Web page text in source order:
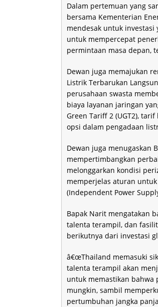
Dalam pertemuan yang
bersama Kementerian
mendesak untuk
untuk mempercepat
permintaan masa depan,
Dewan juga memajukan
Listrik Terbarukan
perusahaan swasta
biaya layanan jaringan
Green Tariff 2 (UGT2),
opsi dalam pengadaan
Dewan juga menugaskan
mempertimbangkan
melonggarkan kondisi
memperjelas aturan
(Independent Power
Bapak Narit mengatakan
talenta terampil, dan
berikutnya dari investasi
â€œThailand memasuki
talenta terampil akan
untuk memastikan bahwa
mungkin, sambil
pertumbuhan jangka